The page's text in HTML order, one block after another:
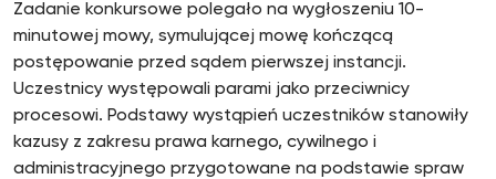
Zadanie konkursowe polegało na wygłoszeniu 10-
minutowej mowy, symulującej mowę kończącą
postępowanie przed sądem pierwszej instancji.
Uczestnicy występowali parami jako przeciwnicy
procesowi. Podstawy wystąpień uczestników stanowiły
kazusy z zakresu prawa karnego, cywilnego i
administracyjnego przygotowane na podstawie spraw